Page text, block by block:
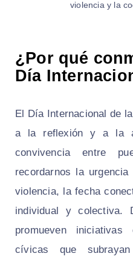
violencia y la
¿Por qué
Día
El Día Internacional de
a la reflexión y a la
convivencia entre
recordarnos la
violencia, la fecha
individual y colectiva.
promueven
cívicas que